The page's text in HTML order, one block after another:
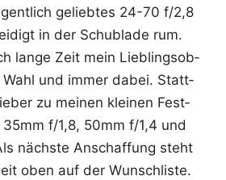
gelieb­tes 24-70 f/2,8
in der Schub­la­de rum.
lan­ge Zeit mein Lieb­lings­ob­
Wahl und immer dabei. Statt­
zu mei­nen klei­nen Fest­
f/1,8, 50mm f/1,4 und
nächs­te Anschaf­fung steht
oben auf der Wunschliste.